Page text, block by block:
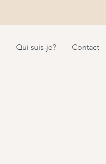
Qui suis-je? Contact